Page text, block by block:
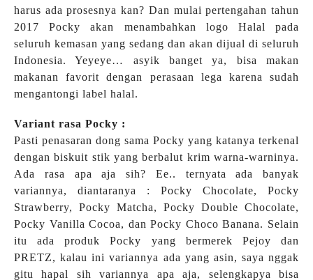
harus ada prosesnya kan? Dan mulai pertengahan tahun
2017 Pocky akan menambahkan logo Halal pada
seluruh kemasan yang sedang dan akan dijual di seluruh
Indonesia. Yeyeye… asyik banget ya, bisa makan
makanan favorit dengan perasaan lega karena sudah
mengantongi label halal.
Variant rasa Pocky :
Pasti penasaran dong sama Pocky yang katanya terkenal
dengan biskuit stik yang berbalut krim warna-warninya.
Ada rasa apa aja sih? Ee.. ternyata ada banyak
variannya, diantaranya : Pocky Chocolate, Pocky
Strawberry, Pocky Matcha, Pocky Double Chocolate,
Pocky Vanilla Cocoa, dan Pocky Choco Banana. Selain
itu ada produk Pocky yang bermerek Pejoy dan
PRETZ, kalau ini variannya ada yang asin, saya nggak
gitu hapal sih variannya apa aja, selengkapya bisa